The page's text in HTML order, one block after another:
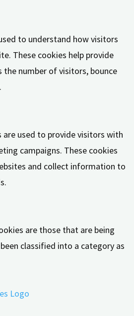
to understand how visitors
These cookies help provide
number of visitors, bounce
used to provide visitors with
campaigns. These cookies
and collect information to
are those that are being
classified into a category as